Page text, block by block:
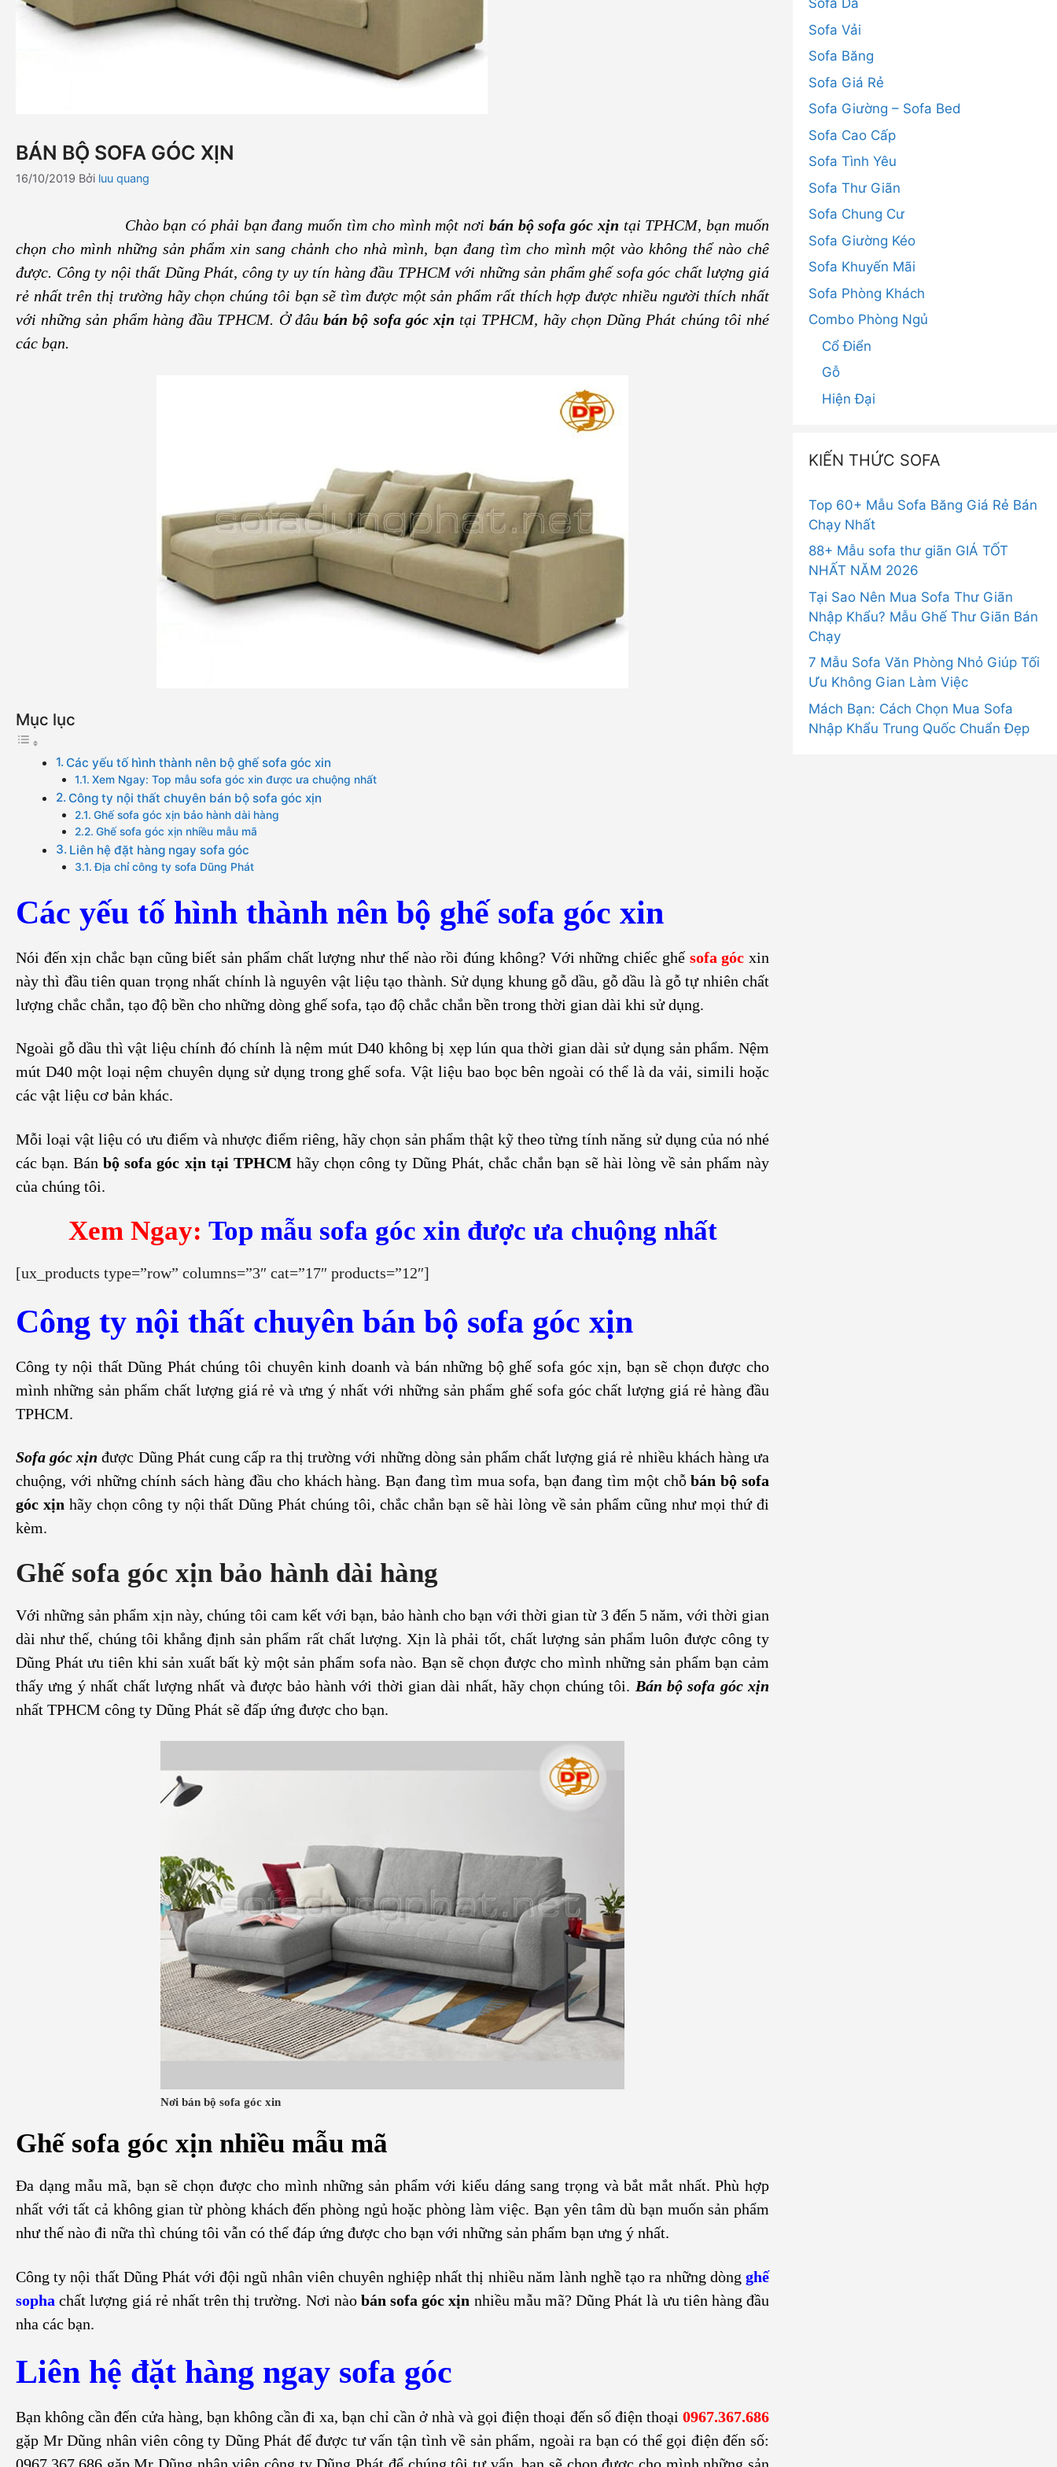
BÁN BỘ SOFA GÓC XỊN
16/10/2019 Bởi luu quang
Chào bạn có phải bạn đang muốn tìm cho mình một nơi bán bộ sofa góc xịn tại TPHCM, bạn muốn
chọn cho mình những sản phẩm xin sang chảnh cho nhà mình, bạn đang tìm cho mình một vào không thể nào chê
được. Công ty nội thất Dũng Phát, công ty uy tín hàng đầu TPHCM với những sản phẩm ghế sofa góc chất lượng giá
rẻ nhất trên thị trường hãy chọn chúng tôi bạn sẽ tìm được một sản phẩm rất thích hợp được nhiều người thích nhất
với những sản phẩm hàng đầu TPHCM. Ở đâubán bộ sofa góc xịn tại TPHCM, hãy chọn Dũng Phát chúng tôi nhé
các bạn.
Mục lục
Các yếu tố hình thành nên bộ ghế sofa góc xin
Xem Ngay: Top mẫu sofa góc xin được ưa chuộng nhất
Công ty nội thất chuyên bán bộ sofa góc xịn
Ghế sofa góc xịn bảo hành dài hàng
Ghế sofa góc xịn nhiều mẫu mã
Liên hệ đặt hàng ngay sofa góc
Địa chỉ công ty sofa Dũng Phát
Các yếu tố hình thành nên bộ ghế sofa góc xin
Nói đến xịn chắc bạn cũng biết sản phẩm chất lượng như thế nào rồi đúng không? Với những chiếc ghế sofa góc xin
này thì đầu tiên quan trọng nhất chính là nguyên vật liệu tạo thành. Sử dụng khung gỗ dầu, gỗ dầu là gỗ tự nhiên chất
lượng chắc chắn, tạo độ bền cho những dòng ghế sofa, tạo độ chắc chắn bền trong thời gian dài khi sử dụng.
Ngoài gỗ dầu thì vật liệu chính đó chính là nệm mút D40 không bị xẹp lún qua thời gian dài sử dụng sản phẩm. Nệm
mút D40 một loại nệm chuyên dụng sử dụng trong ghế sofa. Vật liệu bao bọc bên ngoài có thể là da vải, simili hoặc
các vật liệu cơ bản khác.
Mỗi loại vật liệu có ưu điểm và nhược điểm riêng, hãy chọn sản phẩm thật kỹ theo từng tính năng sử dụng của nó nhé
các bạn. Bánbộ sofa góc xịn tại TPHCMhãy chọn công ty Dũng Phát, chắc chắn bạn sẽ hài lòng về sản phẩm này
của chúng tôi.
Xem Ngay: Top mẫu sofa góc xin được ưa chuộng nhất
[ux_products type=”row” columns=”3″ cat=”17″ products=”12″]
Công ty nội thất chuyên bán bộ sofa góc xịn
Công ty nội thất Dũng Phát chúng tôi chuyên kinh doanh và bán những bộ ghế sofa góc xịn, bạn sẽ chọn được cho
mình những sản phẩm chất lượng giá rẻ và ưng ý nhất với những sản phẩm ghế sofa góc chất lượng giá rẻ hàng đầu
TPHCM.
Sofa góc xịn được Dũng Phát cung cấp ra thị trường với những dòng sản phẩm chất lượng giá rẻ nhiều khách hàng ưa
chuộng, với những chính sách hàng đầu cho khách hàng. Bạn đang tìm mua sofa, bạn đang tìm một chỗbán bộ sofa
góc xịn hãy chọn công ty nội thất Dũng Phát chúng tôi, chắc chắn bạn sẽ hài lòng về sản phẩm cũng như mọi thứ đi
kèm.
Ghế sofa góc xịn bảo hành dài hàng
Với những sản phẩm xịn này, chúng tôi cam kết với bạn, bảo hành cho bạn với thời gian từ 3 đến 5 năm, với thời gian
dài như thế, chúng tôi khẳng định sản phẩm rất chất lượng. Xịn là phải tốt, chất lượng sản phẩm luôn được công ty
Dũng Phát ưu tiên khi sản xuất bất kỳ một sản phẩm sofa nào. Bạn sẽ chọn được cho mình những sản phẩm bạn cảm
thấy ưng ý nhất chất lượng nhất và được bảo hành với thời gian dài nhất, hãy chọn chúng tôi. Bán bộ sofa góc xịn
nhất TPHCM công ty Dũng Phát sẽ đấp ứng được cho bạn.
Nơi bán bộ sofa góc xin
Ghế sofa góc xịn nhiều mẫu mã
Đa dạng mẫu mã, bạn sẽ chọn được cho mình những sản phẩm với kiểu dáng sang trọng và bắt mắt nhất. Phù hợp
nhất với tất cả không gian từ phòng khách đến phòng ngủ hoặc phòng làm việc. Bạn yên tâm dù bạn muốn sản phẩm
như thế nào đi nữa thì chúng tôi vẫn có thể đáp ứng được cho bạn với những sản phẩm bạn ưng ý nhất.
Công ty nội thất Dũng Phát với đội ngũ nhân viên chuyên nghiệp nhất thị nhiều năm lành nghề tạo ra những dòng ghế
sopha chất lượng giá rẻ nhất trên thị trường. Nơi nào bán sofa góc xịn nhiều mẫu mã? Dũng Phát là ưu tiên hàng đầu
nha các bạn.
Liên hệ đặt hàng ngay sofa góc
Bạn không cần đến cửa hàng, bạn không cần đi xa, bạn chỉ cần ở nhà và gọi điện thoại đến số điện thoại 0967.367.686
gặp Mr Dũng nhân viên công ty Dũng Phát để được tư vấn tận tình về sản phẩm, ngoài ra bạn có thể gọi điện đến số:
Sofa Da
Sofa Vải
Sofa Băng
Sofa Giá Rẻ
Sofa Giường – Sofa Bed
Sofa Cao Cấp
Sofa Tình Yêu
Sofa Thư Giãn
Sofa Chung Cư
Sofa Giường Kéo
Sofa Khuyến Mãi
Sofa Phòng Khách
Combo Phòng Ngủ
Cổ Điển
Gỗ
Hiện Đại
KIẾN THỨC SOFA
Top 60+ Mẫu Sofa Băng Giá Rẻ Bán
Chạy Nhất
88+ Mẫu sofa thư giãn GIÁ TỐT
NHẤT NĂM 2026
Tại Sao Nên Mua Sofa Thư Giãn
Nhập Khẩu? Mẫu Ghế Thư Giãn Bán
Chạy
7 Mẫu Sofa Văn Phòng Nhỏ Giúp Tối
Ưu Không Gian Làm Việc
Mách Bạn: Cách Chọn Mua Sofa
Nhập Khẩu Trung Quốc Chuẩn Đẹp